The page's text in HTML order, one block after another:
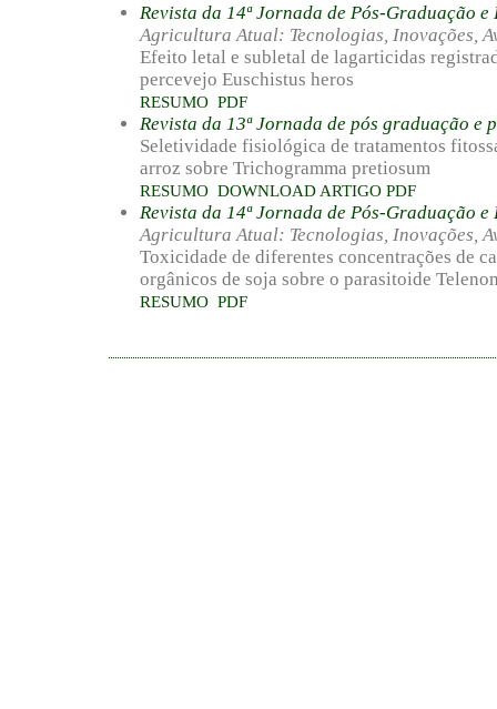
Revista da 14ª Jornada de Pós-Graduação
Agricultura Atual: Tecnologias, Inovações,
Efeito letal e subletal de lagarticidas
percevejo Euschistus heros
RESUMO PDF
Revista da 13ª Jornada de pós graduação e
Seletividade fisiológica de tratamentos
arroz sobre Trichogramma pretiosum
RESUMO DOWNLOAD ARTIGO PDF
Revista da 14ª Jornada de Pós-Graduação
Agricultura Atual: Tecnologias, Inovações,
Toxicidade de diferentes concentrações de
orgânicos de soja sobre o parasitoide
RESUMO PDF